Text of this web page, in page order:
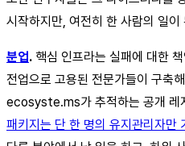
시작하지만, 여전히 한 사람의 일이
분업. 핵심 인프라는 실패에 대한
전업으로 고용된 전문가들이 구축
ecosyste.ms가 추적하는 공개 레
패키지는 단 한 명의 유지관리자만